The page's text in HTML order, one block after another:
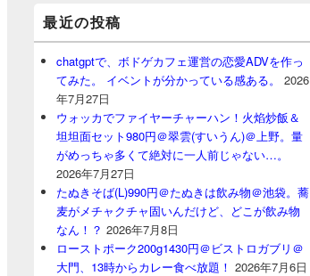
最近の投稿
chatgptで、ボドゲカフェ運営の恋愛ADVを作っ
てみた。 イベントが分かっている感ある。
2026
年7月27日
ウォッカでファイヤーチャーハン！火焰炒飯＆
坦坦面セット980円＠翠雲(すいうん)＠上野。量
がめっちゃ多くて絶対に一人前じゃない…。
2026年7月27日
たぬきそば(L)990円＠たぬきは飲み物＠池袋。蕎
麦がメチャクチャ固いんだけど、どこが飲み物
なん！？ 2026年7月8日
ローストポーク200g1430円＠ビストロガブリ＠
大門、13時からカレー食べ放題！ 2026年7月6日